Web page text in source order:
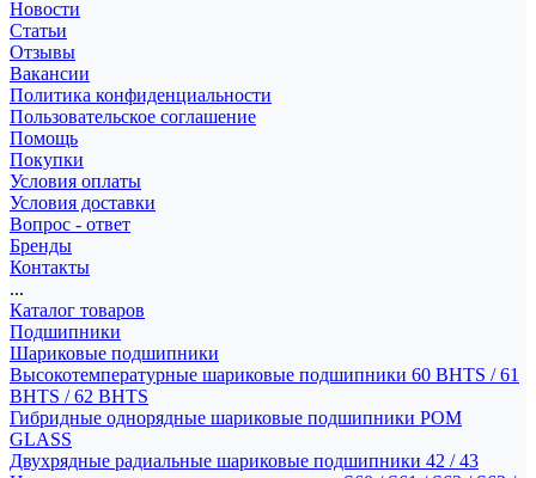
Новости
Статьи
Отзывы
Вакансии
Политика конфиденциальности
Пользовательское соглашение
Помощь
Покупки
Условия оплаты
Условия доставки
Вопрос - ответ
Бренды
Контакты
...
Каталог товаров
Подшипники
Шариковые подшипники
Высокотемпературные шариковые подшипники 60 BHTS / 61
BHTS / 62 BHTS
Гибридные однорядные шариковые подшипники POM
GLASS
Двухрядные радиальные шариковые подшипники 42 / 43